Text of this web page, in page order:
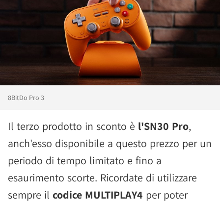
8BitDo Pro 3
Il terzo prodotto in sconto è l'SN30 Pro,
anch'esso disponibile a questo prezzo per un
periodo di tempo limitato e fino a
esaurimento scorte. Ricordate di utilizzare
sempre il codice MULTIPLAY4 per poter